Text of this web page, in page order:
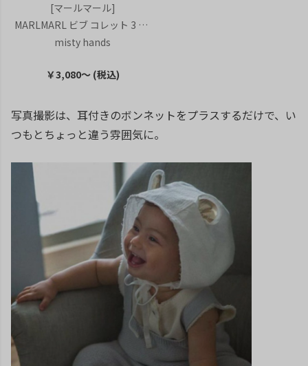
[マールマール]
MARLMARL ビブ コレット 3 ミスティハンズ
misty hands
￥3,080～ (税込)
写真撮影は、 耳付きのボンネットをプラスするだけで、い
つもとちょっと違う雰囲気に。